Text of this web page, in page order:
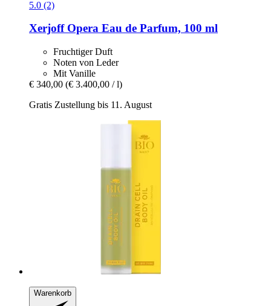
5.0 (2)
XerjoffOpera Eau de Parfum, 100 ml
Fruchtiger Duft
Noten von Leder
Mit Vanille
€ 340,00 (€ 3.400,00 / l)
Gratis Zustellung bis 11. August
Warenkorb